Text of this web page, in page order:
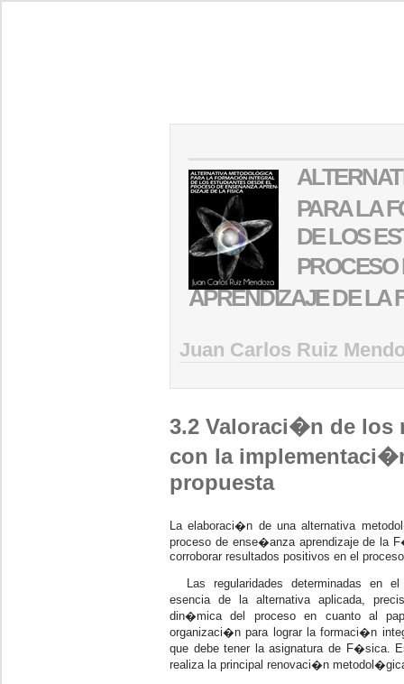
PARA LA
DE LOS
APRENDIZAJE DE LA
Juan Carlos Ruiz
3.2 Valoraci�n de los
con la
propuesta
La elaboraci�n de una alternativa
proceso de ense�anza aprendizaje de la
corroborar resultados positivos en el
Las regularidades determinadas en
esencia de la alternativa aplicada,
din�mica del proceso en cuanto al
organizaci�n para lograr la formaci�n
que debe tener la asignatura de F�sica.
realiza la principal renovaci�n